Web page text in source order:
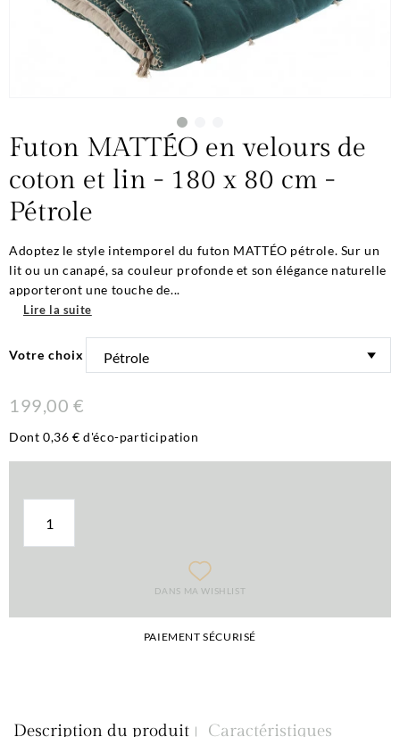
Futon MATTÉO en velours de
coton et lin - 180 x 80 cm -
Pétrole
Adoptez le style intemporel du futon MATTÉO pétrole. Sur un
lit ou un canapé, sa couleur profonde et son élégance naturelle
apporteront une touche de...
Lire la suite
Votre choix
199,00 €
Dont 0,36 € d'éco-participation
DANS MA WISHLIST
PAIEMENT SÉCURISÉ
Description du produit Caractéristiques